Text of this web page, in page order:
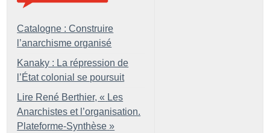
Catalogne : Construire
l’anarchisme organisé
Kanaky : La répression de
l’État colonial se poursuit
Lire René Berthier, « Les
Anarchistes et l’organisation.
Plateforme-Synthèse »